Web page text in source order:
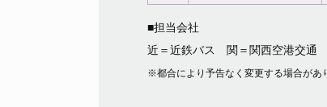
■担当会社
近＝近鉄バス 関＝関西空港交通
※都合により予告なく変更する場合があ